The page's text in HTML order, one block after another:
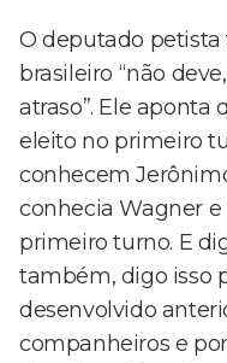
O deputado
brasileiro “não
atraso”. Ele aponta
eleito no primeiro
conhecem
conhecia Wagner
primeiro turno. E
também, digo isso
desenvolvido
companheiros e